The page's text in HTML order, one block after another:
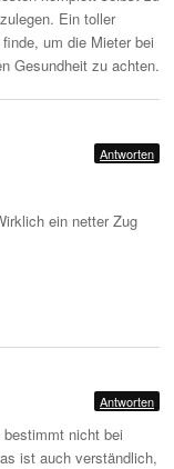
Ein toller
um die Mieter bei
Gesundheit zu achten.
Antworten
ein netter Zug
Antworten
nicht bei
ist auch verständlich,